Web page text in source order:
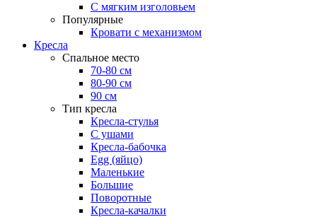
С мягким изголовьем
Популярные
Кровати с механизмом
Кресла
Спальное место
70-80 см
80-90 см
90 см
Тип кресла
Кресла-стулья
С ушами
Кресла-бабочка
Egg (яйцо)
Маленькие
Большие
Поворотные
Кресла-качалки